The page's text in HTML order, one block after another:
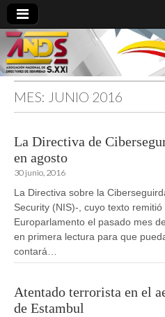
MES: JUNIO 2016
La Directiva de
en agosto
30 junio, 2016
La Directiva sobre la
Security (NIS)-, cuyo texto
Europarlamento el pasado mes
en primera lectura para que
contará…
Atentado terrorista en el
de Estambul